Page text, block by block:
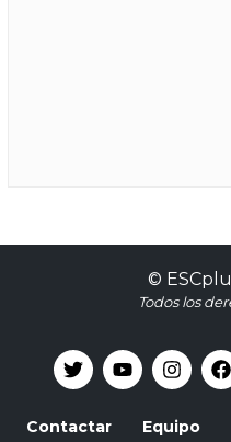
©
Todos los
Contactar Equipo